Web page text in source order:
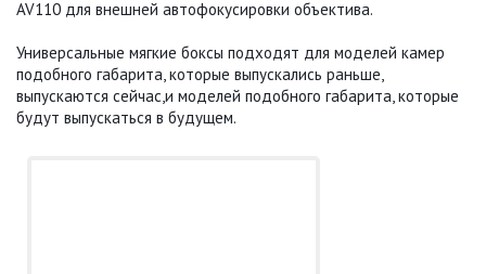
AV110 для внешней автофокусировки объектива.
Универсальные мягкие боксы подходят для моделей камер
подобного габарита, которые выпускались раньше,
выпускаются сейчас,и моделей подобного габарита, которые
будут выпускаться в будущем.